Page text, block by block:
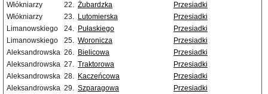
Włókniarzy
22. Żubardzka
Przesiadki
Włókniarzy
23. Lutomierska
Przesiadki
Limanowskiego
24. Pułaskiego
Przesiadki
Limanowskiego
25. Woronicza
Przesiadki
Aleksandrowska 26. Bielicowa
Przesiadki
Aleksandrowska 27. Traktorowa
Przesiadki
Aleksandrowska 28. Kaczeńcowa
Przesiadki
Aleksandrowska 29. Szparagowa
Przesiadki